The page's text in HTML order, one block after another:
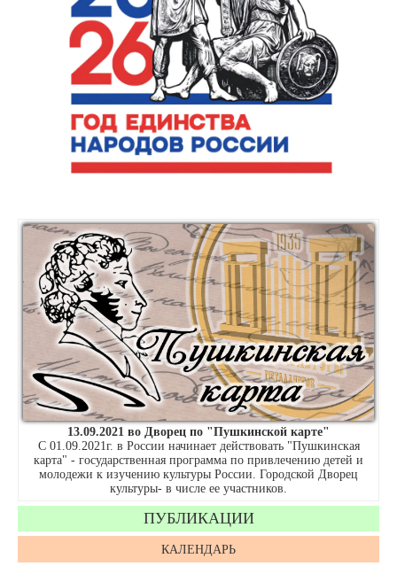
13.09.2021 во Дворец по "Пушкинской карте"
С 01.09.2021г. в России начинает действовать "Пушкинская
карта" - государственная программа по привлечению детей и
молодежи к изучению культуры России. Городской Дворец
культуры- в числе ее участников.
ПУБЛИКАЦИИ
КАЛЕНДАРЬ